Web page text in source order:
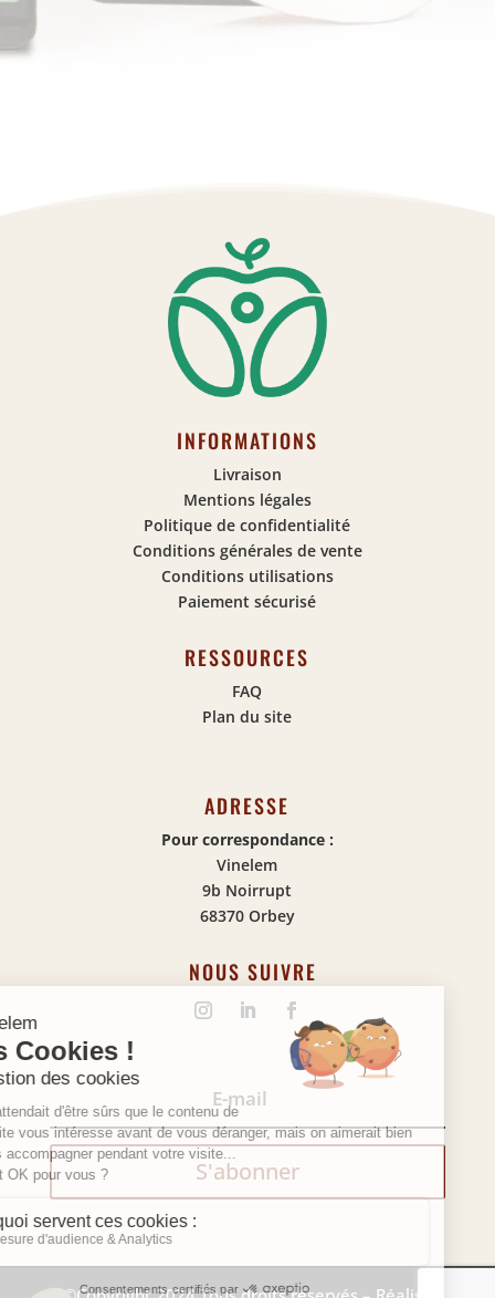
INFORMATIONS
Livraison
Mentions légales
Politique de confidentialité
Conditions générales de vente
Conditions utilisations
Paiement sécurisé
RESSOURCES
FAQ
Plan du site
ADRESSE
Pour correspondance :
Vinelem
9b Noirrupt
68370 Orbey
NOUS SUIVRE
S'abonner